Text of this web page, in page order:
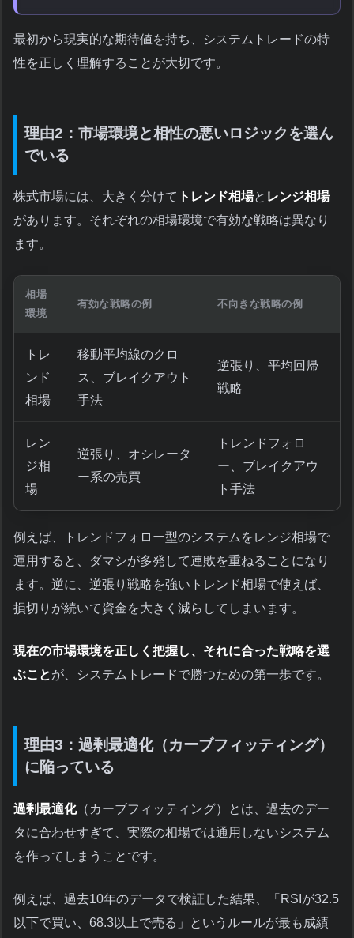
最初から現実的な期待値を持ち、システムトレードの特
性を正しく理解することが大切です。
理由2：市場環境と相性の悪いロジックを選ん
でいる
株式市場には、大きく分けて トレンド相場と レンジ相場
があります。それぞれの相場環境で有効な戦略は異なり
ます。
相場
環境
有効な戦略の例 不向きな戦略の例
トレ
ンド
相場
移動平均線のクロ
ス、ブレイクアウト
手法
逆張り、平均回帰
戦略
レン
ジ相
場
逆張り、オシレータ
ー系の売買
トレンドフォロ
ー、ブレイクアウ
ト手法
例えば、トレンドフォロー型のシステムをレンジ相場で
運用すると、ダマシが多発して連敗を重ねることになり
ます。逆に、逆張り戦略を強いトレンド相場で使えば、
損切りが続いて資金を大きく減らしてしまいます。
現在の市場環境を正しく把握し、それに合った戦略を選
ぶことが、システムトレードで勝つための第一歩です。
理由3：過剰最適化（カーブフィッティング）
に陥っている
過剰最適化（カーブフィッティング）とは、過去のデー
タに合わせすぎて、実際の相場では通用しないシステム
を作ってしまうことです。
例えば、過去10年のデータで検証した結果、「RSIが32.5
以下で買い、68.3以上で売る」というルールが最も成績